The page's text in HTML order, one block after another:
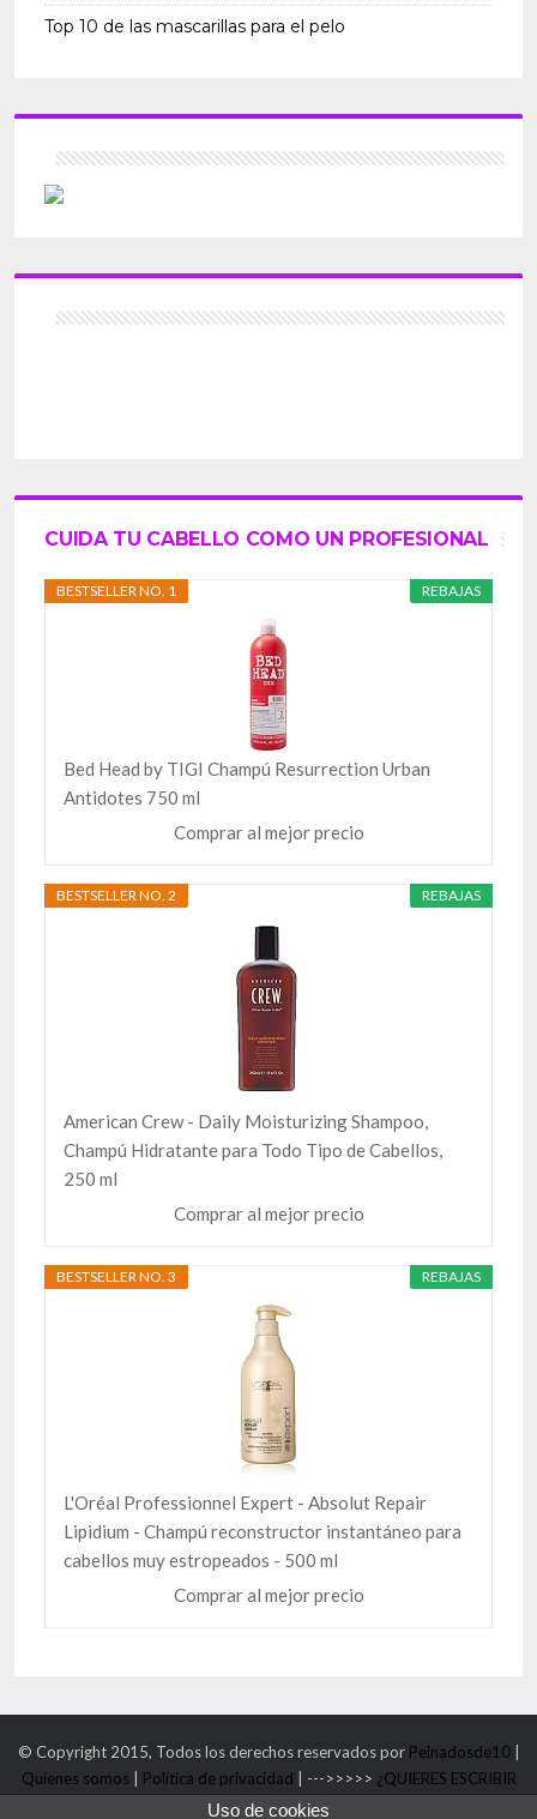
Top 10 de las mascarillas para el pelo
CUIDA TU CABELLO COMO UN PROFESIONAL
REBAJAS
BESTSELLER NO. 1
Bed Head by TIGI Champú Resurrection Urban
Antidotes 750 ml
Comprar al mejor precio
REBAJAS
BESTSELLER NO. 2
American Crew - Daily Moisturizing Shampoo,
Champú Hidratante para Todo Tipo de Cabellos,
250 ml
Comprar al mejor precio
REBAJAS
BESTSELLER NO. 3
L'Oréal Professionnel Expert - Absolut Repair
Lipidium - Champú reconstructor instantáneo para
cabellos muy estropeados - 500 ml
Comprar al mejor precio
© Copyright 2015, Todos los derechos reservados por Peinadosde10|
Quienes somos | Política de privacidad | --->>>>> ¿QUIERES ESCRIBIR
UN POST DE INVITAD@?
Uso de cookies